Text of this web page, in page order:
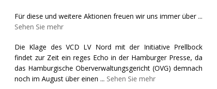
Für diese und weitere Aktionen freuen wir uns immer über ...
Sehen Sie mehr
Die Klage des VCD LV Nord mit der Initiative Prellbock
findet zur Zeit ein reges Echo in der Hamburger Presse, da
das Hamburgische Oberverwaltungsgericht (OVG) demnach
noch im August über einen ... Sehen Sie mehr